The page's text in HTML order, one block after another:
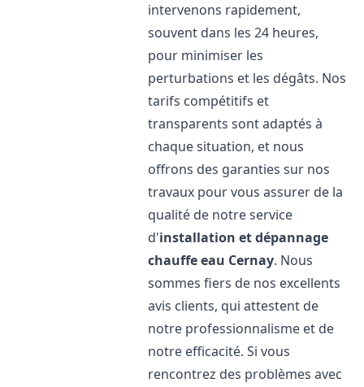
intervenons rapidement,
souvent dans les 24 heures,
pour minimiser les
perturbations et les dégâts. Nos
tarifs compétitifs et
transparents sont adaptés à
chaque situation, et nous
offrons des garanties sur nos
travaux pour vous assurer de la
qualité de notre service
d'installation et dépannage
chauffe eau Cernay. Nous
sommes fiers de nos excellents
avis clients, qui attestent de
notre professionnalisme et de
notre efficacité. Si vous
rencontrez des problèmes avec